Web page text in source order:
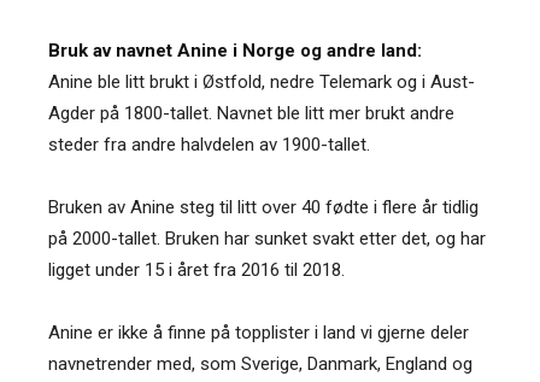
Bruk av navnet Anine i Norge og andre land:
Anine ble litt brukt i Østfold, nedre Telemark og i Aust-
Agder på 1800-tallet. Navnet ble litt mer brukt andre
steder fra andre halvdelen av 1900-tallet.
Bruken av Anine steg til litt over 40 fødte i flere år tidlig
på 2000-tallet. Bruken har sunket svakt etter det, og har
ligget under 15 i året fra 2016 til 2018.
Anine er ikke å finne på topplister i land vi gjerne deler
navnetrender med, som Sverige, Danmark, England og